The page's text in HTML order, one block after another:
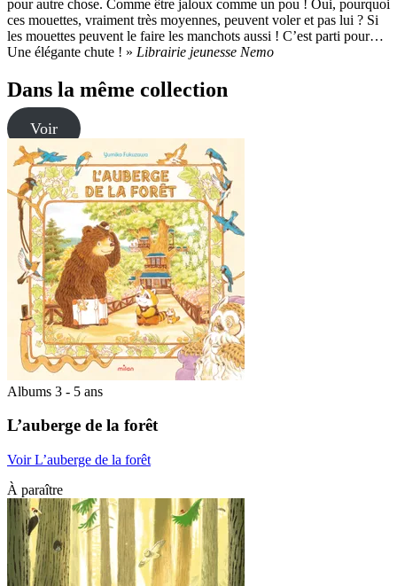
pour autre chose. Comme être jaloux comme un pou ! Oui, pourquoi
ces mouettes, vraiment très moyennes, peuvent voler et pas lui ? Si
les mouettes peuvent le faire les manchots aussi ! C’est parti pour…
Une élégante chute ! » Librairie jeunesse Nemo
Dans la même collection
Voir
Albums 3 - 5 ans
L’auberge de la forêt
Voir L’auberge de la forêt
À paraître